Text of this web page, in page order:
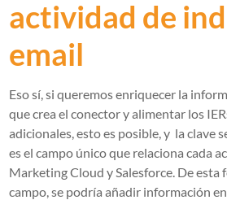
actividad de
email
Eso sí, si queremos enriquecer la
que crea el conector y alimentar los
adicionales, esto es posible, y la clave
es el campo único que relaciona cada
Marketing Cloud y Salesforce. De esta
campo, se podría añadir información